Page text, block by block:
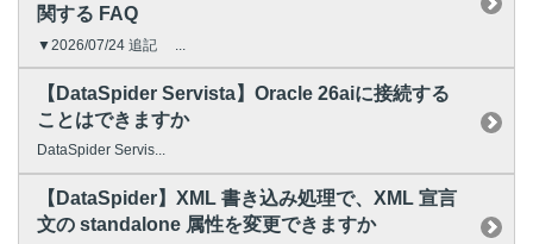
関する FAQ
▼2026/07/24 追記 ...
【DataSpider Servista】Oracle 26aiに接続する
ことはできますか
DataSpider Servis...
【DataSpider】XML 書き込み処理で、XML 宣言
文の standalone 属性を変更できますか